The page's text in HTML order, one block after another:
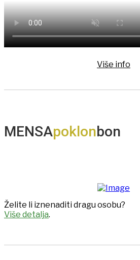
Više info
MENSApoklonbon
Želite li iznenaditi dragu osobu?
Više detalja.